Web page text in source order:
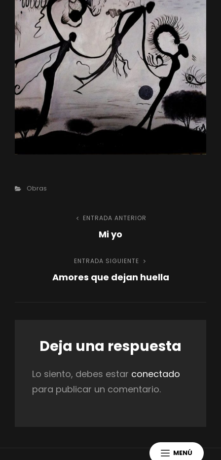
MENÚ
Categorías
Obras
Navegación
entradas
Entrada
anterior
ENTRADA ANTERIOR
Mi yo
Entrada
siguiente
ENTRADA SIGUIENTE
Amores que dejan huella
Deja una respuesta
Lo siento, debes estar conectado
para publicar un comentario.